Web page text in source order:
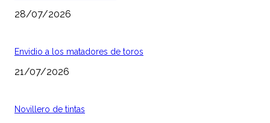
28/07/2026
Envidio a los matadores de toros
21/07/2026
Novillero de tintas